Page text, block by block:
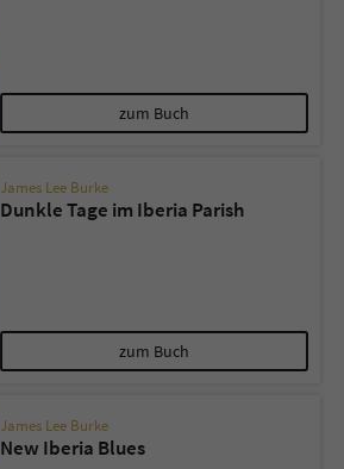
zum Buch
James Lee Burke
Dunkle Tage im Iberia Parish
zum Buch
James Lee Burke
New Iberia Blues